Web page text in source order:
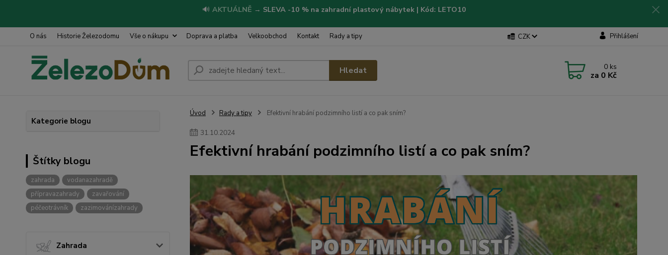
🔊 AKTUÁLNĚ → SLEVA -10 % na zahradní plastový nábytek | Kód: LETO10
O nás Historie Železodomu Vše o nákupu Doprava a platba Velkoobchod Kontakt Rady a tipy CZK Přihlášení
Hledat 0 ks
za 0 Kč
Kategorie blogu
Štítky blogu
zahrada
vodanazahradě
přípravazahrady
zavařování
péčeotrávník
zazimovánízahrady
Zahrada
Úvod Rady a tipy Efektivní hrabání podzimního listí a co pak sním?
31.10.2024
Efektivní hrabání podzimního listí a co pak sním?